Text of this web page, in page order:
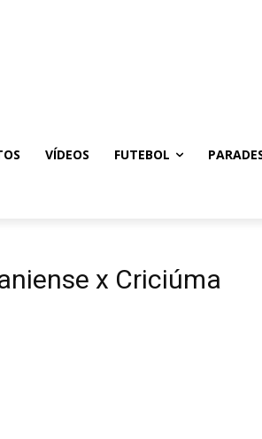
VÍDEOS FUTEBOL
x Criciúma